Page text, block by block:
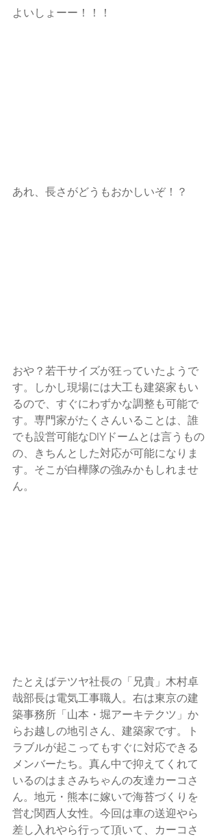
よいしょーー！！！
あれ、長さがどうもおかしいぞ！？
おや？若干サイズが狂っていたようで
す。しかし現場には大工も建築家もい
るので、すぐにわずかな調整も可能で
す。専門家がたくさんいることは、誰
でも設営可能なDIYドームとは言うもの
の、きちんとした対応が可能になりま
す。そこが白樺隊の強みかもしれませ
ん。
たとえばテツヤ社長の「兄貴」木村卓
哉部長は電気工事職人。右は東京の建
築事務所「山本・堀アーキテクツ 」か
らお越しの地引さん、建築家です。ト
ラブルが起こってもすぐに対応できる
メンバーたち。真ん中で抑えてくれて
いるのはまさみちゃんの友達カーコさ
ん。地元・熊本に嫁いで海苔づくりを
営む関西人女性。今回は車の送迎やら
差し入れやら行って頂いて、カーコさ